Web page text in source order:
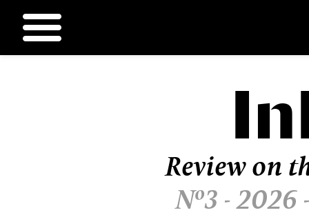
Review on
Nº3 - 2026